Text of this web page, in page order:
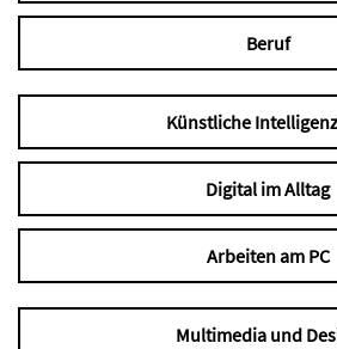
Beruf
Künstliche
Digital im Alltag
Arbeiten am PC
Multimedia und